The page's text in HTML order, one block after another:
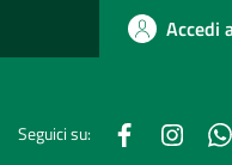
Accedi
Seguici su: Facebook